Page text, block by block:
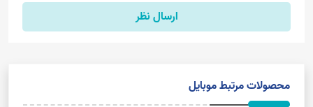
ارسال نظر
محصولات مرتبط موبایل